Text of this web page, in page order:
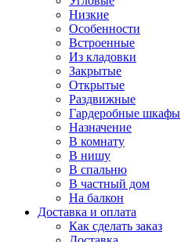
Низкие
Особенности
Встроенные
Из кладовки
Закрытые
Открытые
Раздвижные
Гардеробные шкафы
Назначение
В комнату
В нишу
В спальню
В частный дом
На балкон
Доставка и оплата
Как сделать заказ